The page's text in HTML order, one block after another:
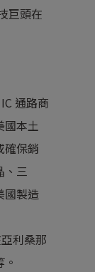
巨頭在
通路商
國本土
確保銷
、三
國製造
利桑那